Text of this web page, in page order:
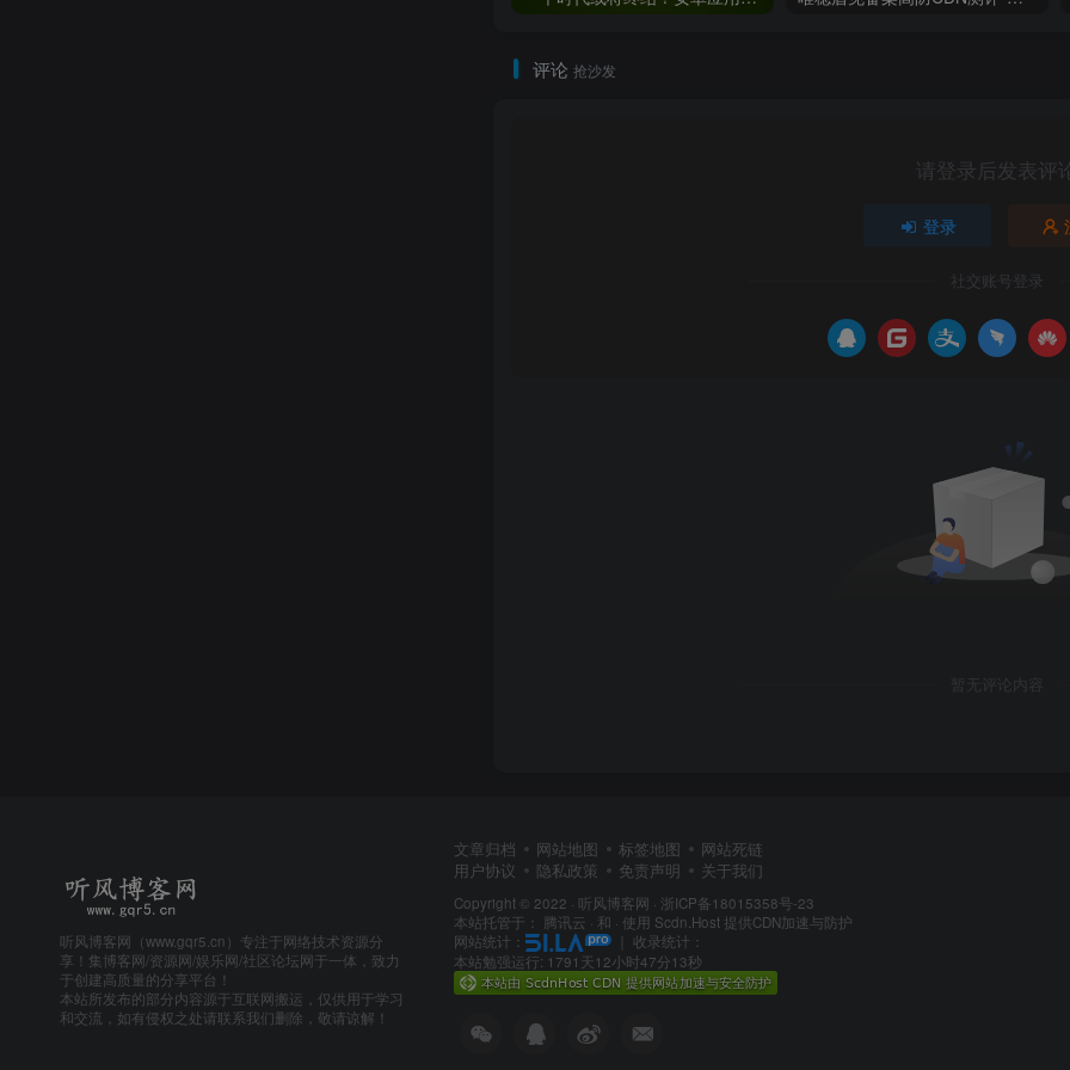
评论 抢沙发
请登录后发表评
登录
社交账号登录
暂无评论内容
听风博客网（www.gqr5.cn）专注于网络技术资源分
享！集博客网/资源网/娱乐网/社区论坛网于一体，致力
于创建高质量的分享平台！
本站所发布的部分内容源于互联网搬运，仅供用于学习
和交流，如有侵权之处请联系我们删除，敬请谅解！
文章归档 网站地图 标签地图
网站死链
用户协议
隐私政策 免责声明 关于我们
Copyright © 2022 · 听风博客网 · 浙ICP备18015358号-23
本站托管于： 腾讯云 · 和 · 使用 Scdn.Host 提供CDN加速与防护
网站统计：
收录统计：
本站勉强运行: 1791天12小时47分14秒